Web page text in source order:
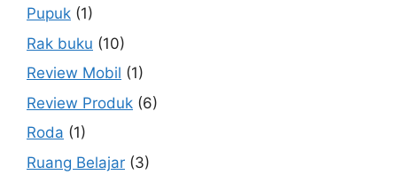
Pupuk (1)
Rak buku (10)
Review Mobil (1)
Review Produk (6)
Roda (1)
Ruang Belajar (3)